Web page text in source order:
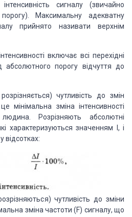
сигналу (звичайно
Максимальну адекватну
прийнято називати верхнім
включає всі перехідні
абсолютного порогу відчуття до
чутливість до змін
мінімальна зміна інтенсивності
Розрізняють абсолютні
характеризуються значенням І, і
відсотках:
чутливість до зміни
зміна частоти (F) сигналу, що